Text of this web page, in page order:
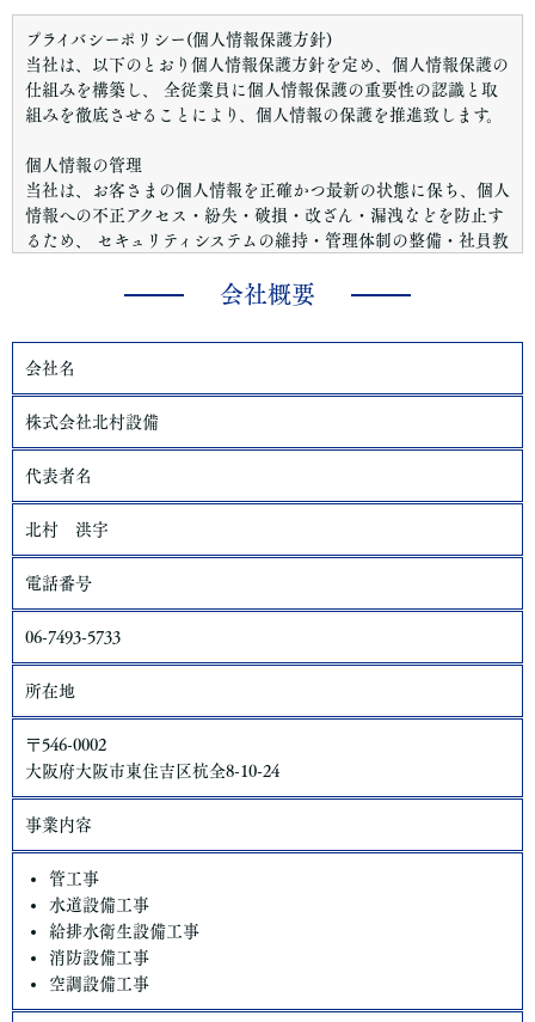
プライバシーポリシー(個人情報保護方針)
当社は、以下のとおり個人情報保護方針を定め、個人情報保護の
仕組みを構築し、 全従業員に個人情報保護の重要性の認識と取
組みを徹底させることにより、個人情報の保護を推進致します。
個人情報の管理
当社は、お客さまの個人情報を正確かつ最新の状態に保ち、個人
情報への不正アクセス・紛失・破損・改ざん・漏洩などを防止す
るため、 セキュリティシステムの維持・管理体制の整備・社員教
個人情報の利用目的
お客さまからお預かりした個人情報は、当社からのご連絡や業務
のご案内やご質問に対する回答として、電子メールや資料のご送
付に利用いたします。
個人情報の第三者への開示・提供の禁止
しません。
・お客さまの同意がある場合
・お客さまが希望されるサービスを行なうために当社が業務を委
託する業者に対して開示する場合
・法令に基づき開示することが必要である場合
個人情報の安全対策
当社は、個人情報の正確性及び安全性確保のために、セキュリテ
ィに万全の対策を講じています。
お客さまがご本人の個人情報の照会・修正・削除などをご希望さ
きます。
法令、規範の遵守と見直し
当社は、保有する個人情報に関して適用される日本の法令、その
他規範を遵守するとともに、本ポリシーの内容を適宜見直し、そ
の改善に努めます。
会社概要
会社名
株式会社北村設備
代表者名
北村 洪宇
電話番号
06-7493-5733
所在地
〒546-0002
大阪府大阪市東住吉区杭全8-10-24
事業内容
管工事
水道設備工事
給排水衛生設備工事
消防設備工事
空調設備工事